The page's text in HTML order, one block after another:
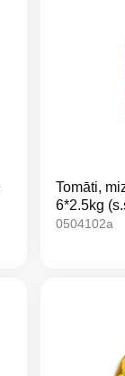
Tomāti,
6*2.5kg
0504102a